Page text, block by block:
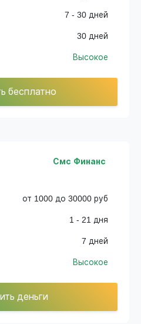
7 - 30 дней
30 дней
Высокое
бесплатно
Смс Финанс
от 1000 до 30000 руб
1 - 21 дня
7 дней
Высокое
деньги